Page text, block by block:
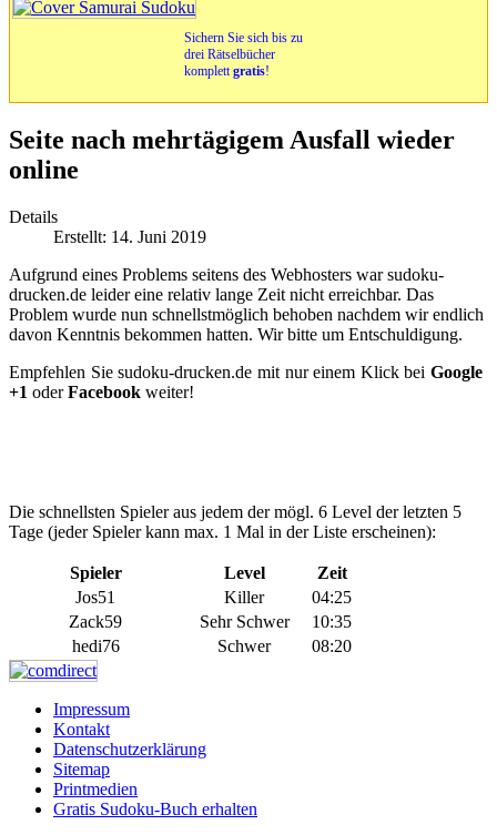
Sichern Sie sich bis zu
drei Rätselbücher
komplettgratis!
Seite nach mehrtägigem Ausfall wieder
online
Details
Erstellt: 14. Juni 2019
Aufgrund eines Problems seitens des Webhosters war sudoku-
drucken.de leider eine relativ lange Zeit nicht erreichbar. Das
Problem wurde nun schnellstmöglich behoben nachdem wir endlich
davon Kenntnis bekommen hatten. Wir bitte um Entschuldigung.
Empfehlen Sie sudoku-drucken.de mit nur einem Klick bei Google
+1 oderFacebook weiter!
Die schnellsten Spieler aus jedem der mögl. 6 Level der letzten 5
Tage (jeder Spieler kann max. 1 Mal in der Liste erscheinen):
Spieler Level
Zeit
Jos51
Killer
04:25
Zack59
Sehr Schwer
10:35
hedi76
Schwer 08:20
Impressum
Kontakt
Datenschutzerklärung
Sitemap
Printmedien
Gratis Sudoku-Buch erhalten